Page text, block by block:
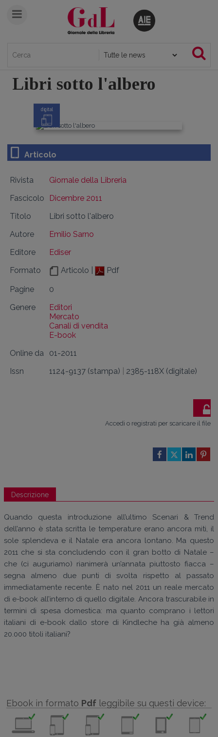
Libri sotto l'albero
digital
Articolo
Rivista
Giornale della Libreria
Fascicolo
Dicembre 2011
Titolo
Libri sotto l'albero
Autore
Emilio Sarno
Editore
Ediser
Formato
Articolo | Pdf
Pagine
0
Genere
Editori
Mercato
Canali di vendita
E-book
Online da
01-2011
Issn
1124-9137 (stampa) 2385-118X (digitale)
Accedi o registrati per scaricare il file
Descrizione
Quando questa introduzione all’ultimo Scenari & Trend
dell’anno è stata scritta le temperature erano ancora miti, il
sole splendeva e il Natale era ancora lontano. Ma questo
2011 che si sta concludendo con il gran botto di Natale –
che (ci auguriamo) rianimerà un’annata piuttosto fiacca –
segna almeno due punti di svolta rispetto al passato
immediatamente recente. È nato nel 2011 un reale mercato
di e-book all’interno di quello digitale. Ancora trascurabile in
termini di spesa domestica: ma quanto comprano i lettori
italiani di e-book dallo store di Kindleche ha già almeno
20.000 titoli italiani?
Ebook in formato Pdf leggibile su questi device: